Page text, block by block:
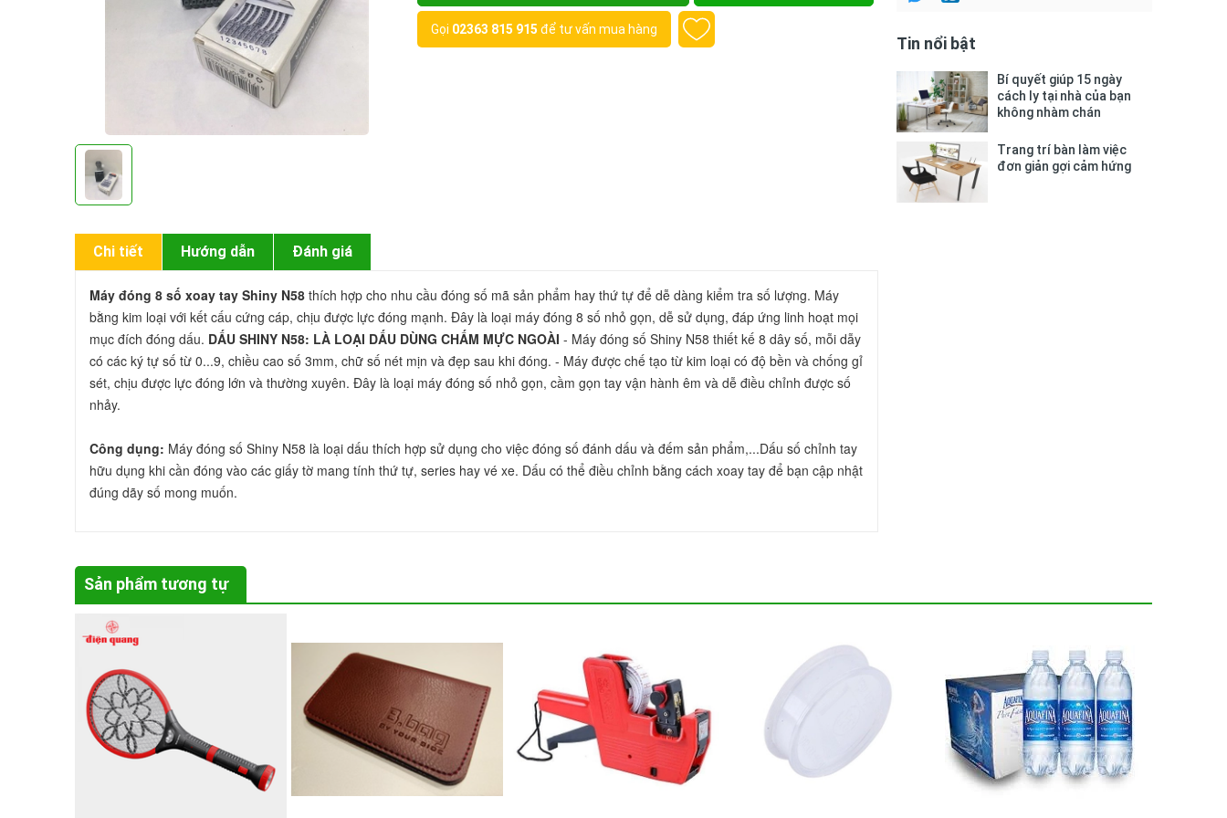
Gọi 02363 815 915 để tư vấn mua hàng
Chi tiết Hướng dẫn Đánh giá
Máy đóng 8 số xoay tay Shiny N58 thích hợp cho nhu cầu đóng số mã sản phẩm hay thứ tự để dễ dàng kiểm tra số lượng. Máy
bằng kim loại với kết cấu cứng cáp, chịu được lực đóng mạnh. Đây là loại máy đóng 8 số nhỏ gọn, dễ sử dụng, đáp ứng linh hoạt mọi
mục đích đóng dấu. DẤU SHINY N58: LÀ LOẠI DẤU DÙNG CHẤM MỰC NGOÀI - Máy đóng số Shiny N58 thiết kế 8 dây số, mỗi dẫy
có các ký tự số từ 0...9, chiều cao số 3mm, chữ số nét mịn và đẹp sau khi đóng. - Máy được chế tạo từ kim loại có độ bền và chống gỉ
sét, chịu được lực đóng lớn và thường xuyên. Đây là loại máy đóng số nhỏ gọn, cầm gọn tay vận hành êm và dễ điều chỉnh được số
nhảy.
Công dụng: Máy đóng số Shiny N58 là loại dấu thích hợp sử dụng cho việc đóng số đánh dấu và đếm sản phẩm,...Dấu số chỉnh tay
hữu dụng khi cần đóng vào các giấy tờ mang tính thứ tự, series hay vé xe. Dấu có thể điều chỉnh bằng cách xoay tay để bạn cập nhật
đúng dãy số mong muốn.
Tin nổi bật
Bí quyết giúp 15 ngày
cách ly tại nhà của bạn
không nhàm chán
Trang trí bàn làm việc
đơn giản gợi cảm hứng
Sản phẩm tương tự